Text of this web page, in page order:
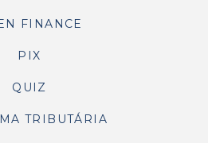
FINANCE
PIX
QUIZ
TRIBUTÁRIA